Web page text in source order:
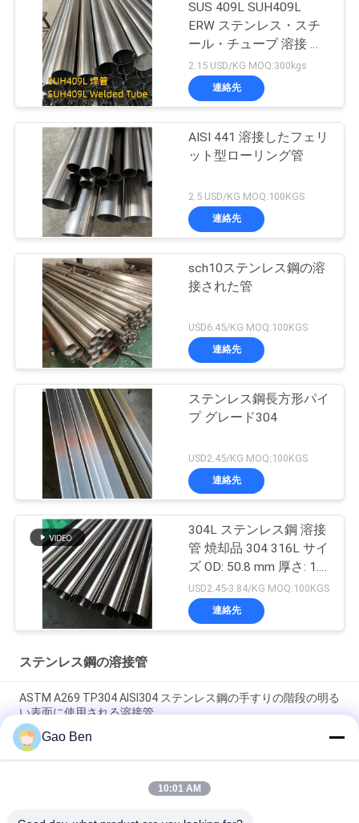
SUS 409L SUH409L
ERW ステンレス・スチ
ール・チューブ 溶接 焼
却 漬け 60*2mm
2.15 USD/KG MOQ:300kgs
連絡先
AISI 441 溶接したフェリ
ット型ローリング管
2.5 USD/KG MOQ:100KGS
連絡先
sch10ステンレス鋼の溶
接された管
USD6.45/KG MOQ:100KGS
連絡先
ステンレス鋼長方形パイ
プ グレード304
USD2.45/KG MOQ:100KGS
連絡先
304L ステンレス鋼 溶接
管 焼却品 304 316L サイ
ズ OD: 50.8 mm 厚さ: 1.2
mm 長さ: 6000 mm
USD2.45-3.84/KG MOQ:100KGS
連絡先
ステンレス鋼の溶接管
ASTM A269 TP304 AISI304 ステンレス鋼の手すりの階段の明る
い表面に使用される溶接管
ASTM A269 TP304 ステンレス鋼管 フ50*2mm*6m (材
料:SS304)
ASTM A554 304 Stainless Steel Welded Pipe for Decorative
Gao Ben
10:01 AM